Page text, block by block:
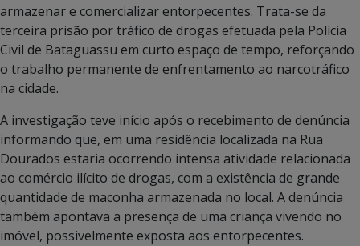
armazenar e comercializar entorpecentes. Trata-se da
terceira prisão por tráfico de drogas efetuada pela Polícia
Civil de Bataguassu em curto espaço de tempo, reforçando
o trabalho permanente de enfrentamento ao narcotráfico
na cidade.
A investigação teve início após o recebimento de denúncia
informando que, em uma residência localizada na Rua
Dourados estaria ocorrendo intensa atividade relacionada
ao comércio ilícito de drogas, com a existência de grande
quantidade de maconha armazenada no local. A denúncia
também apontava a presença de uma criança vivendo no
imóvel, possivelmente exposta aos entorpecentes.